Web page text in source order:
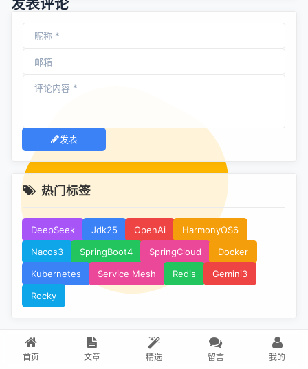
首页 文章 精选 留言 我的
发表评论
发表
热门标签
DeepSeek Jdk25 OpenAi
HarmonyOS6
Nacos3
SpringBoot4 SpringCloud
Docker
Kubernetes
Service Mesh Redis
Gemini3
Rocky